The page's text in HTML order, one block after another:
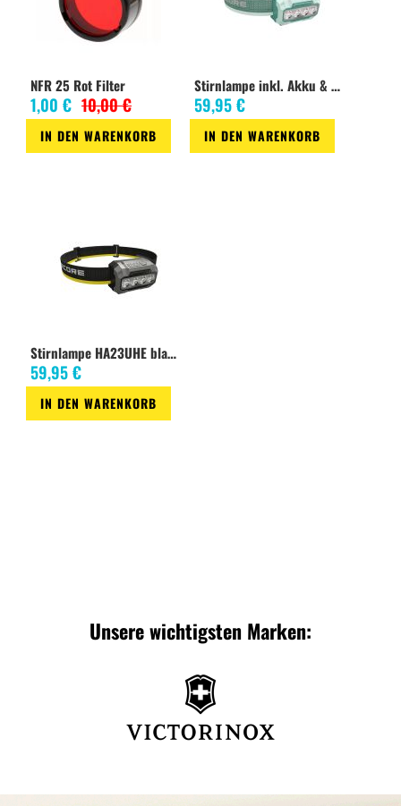
5V-2,4A / 9V-2A
Output:
Dual Ports: 5V-3A (MAX)
NFR 25 Rot Filter
1,00 € 10,00 €
IN DEN WARENKORB
Stirnlampe inkl. Akku & Batterie grün
59,95 €
IN DEN WARENKORB
Stirnlampe HA23UHE black 600 Lumen inkl. Li-Ion Akku
59,95 €
IN DEN WARENKORB
Unsere wichtigsten Marken: